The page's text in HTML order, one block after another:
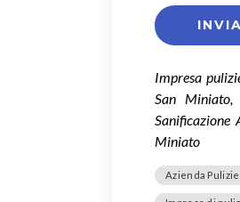
Impresa
San
Sanificazione
Miniato
Azienda